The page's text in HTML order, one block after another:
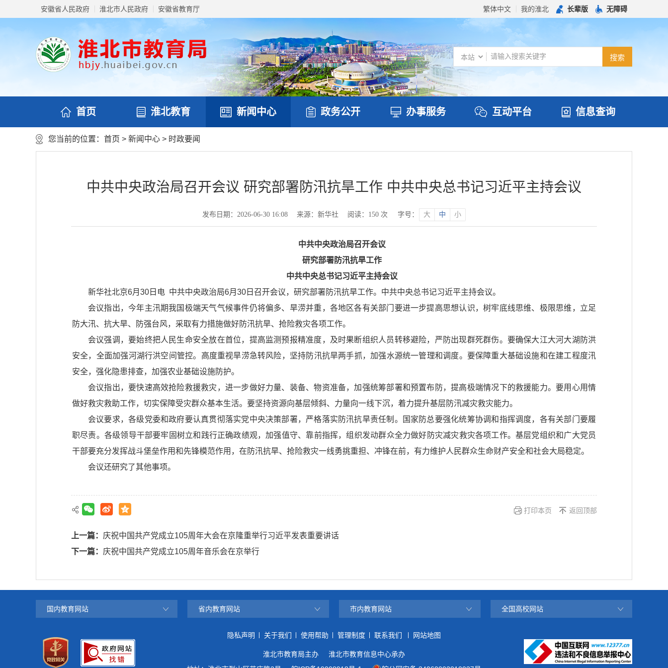
安徽省人民政府 淮北市人民政府 安徽省教育厅 繁体中文 我的淮北 长辈版 无障碍
首页 淮北教育 新闻中心 政务公开 办事服务 互动平台 信息查询
您当前的位置： 首页 > 新闻中心 > 时政要闻
中共中央政治局召开会议 研究部署防汛抗旱工作 中共中央总书记习近平主持会议
发布日期：2026-06-30 16:08 来源：新华社 阅读： 150 次 字号： 大 中 小
中共中央政治局召开会议
研究部署防汛抗旱工作
中共中央总书记习近平主持会议
新华社北京6月30日电 中共中央政治局6月30日召开会议，研究部署防汛抗旱工作。中共中央总书记习近平主持会议。
会议指出，今年主汛期我国极端天气气候事件仍将偏多、旱涝并重，各地区各有关部门要进一步提高思想认识，树牢底线思维、极限思维，立足
防大汛、抗大旱、防强台风，采取有力措施做好防汛抗旱、抢险救灾各项工作。
会议强调，要始终把人民生命安全放在首位，提高监测预报精准度，及时果断组织人员转移避险，严防出现群死群伤。要确保大江大河大湖防洪
安全，全面加强河湖行洪空间管控。高度重视旱涝急转风险，坚持防汛抗旱两手抓，加强水源统一管理和调度。要保障重大基础设施和在建工程度汛
安全，强化隐患排查，加强农业基础设施防护。
会议指出，要快速高效抢险救援救灾，进一步做好力量、装备、物资准备，加强统筹部署和预置布防，提高极端情况下的救援能力。要用心用情
做好救灾救助工作，切实保障受灾群众基本生活。要坚持资源向基层倾斜、力量向一线下沉，着力提升基层防汛减灾救灾能力。
会议要求，各级党委和政府要认真贯彻落实党中央决策部署，严格落实防汛抗旱责任制。国家防总要强化统筹协调和指挥调度，各有关部门要履
职尽责。各级领导干部要牢固树立和践行正确政绩观，加强值守、靠前指挥，组织发动群众全力做好防灾减灾救灾各项工作。基层党组织和广大党员
干部要充分发挥战斗堡垒作用和先锋模范作用，在防汛抗旱、抢险救灾一线勇挑重担、冲锋在前，有力维护人民群众生命财产安全和社会大局稳定。
会议还研究了其他事项。
打印本页 返回顶部
上一篇： 庆祝中国共产党成立105周年大会在京隆重举行习近平发表重要讲话
下一篇： 庆祝中国共产党成立105周年音乐会在京举行
国内教育网站 省内教育网站 市内教育网站 全国高校网站
隐私声明 关于我们 使用帮助 管理制度 联系我们 网站地图
淮北市教育局主办
淮北市教育信息中心承办